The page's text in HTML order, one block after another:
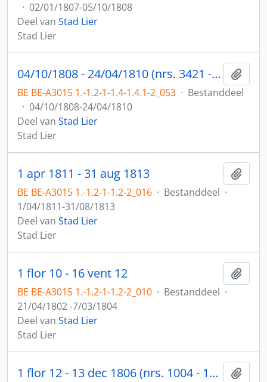
· 02/01/1807-05/10/1808
Deel van Stad Lier
Stad Lier
04/10/1808 - 24/04/1810 (nrs. 3421 - 4054)
BE BE-A3015 1.-1.2-1-1.4-1.4.1-2_053 · Bestanddeel
· 04/10/1808-24/04/1810
Deel van Stad Lier
Stad Lier
1 apr 1811 - 31 aug 1813
BE BE-A3015 1.-1.2-1-1.2-2_016 · Bestanddeel ·
1/04/1811-31/08/1813
Deel van Stad Lier
Stad Lier
1 flor 10 - 16 vent 12
BE BE-A3015 1.-1.2-1-1.2-2_010 · Bestanddeel ·
21/04/1802 -7/03/1804
Deel van Stad Lier
Stad Lier
1 flor 12 - 13 dec 1806 (nrs. 1004 - 1616)